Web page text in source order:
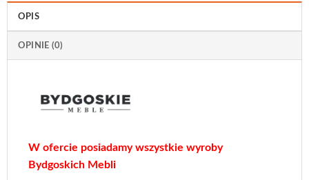
OPIS
OPINIE (0)
W ofercie posiadamy wszystkie wyroby
Bydgoskich Mebli